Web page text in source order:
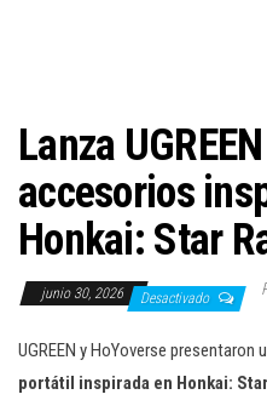
Lanza
accesorios
Honkai: Star
junio 30, 2026 Desactivado
UGREEN y HoYoverse presentaron
portátil inspirada en Honkai: